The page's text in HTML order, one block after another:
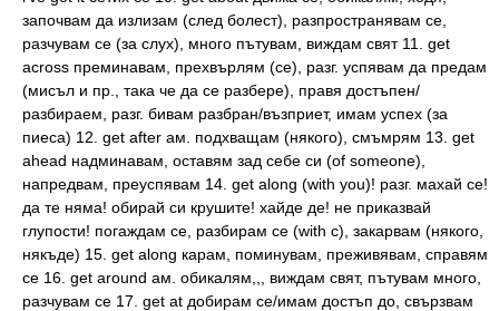
започвам да излизам (след болест), разпространявам се,
разчувам се (за слух), много пътувам, виждам свят 11. get
across преминавам, прехвърлям (се), разг. успявам да предам
(мисъл и пр., така че да се разбере), правя достъпен/
разбираем, разг. бивам разбран/възприет, имам успех (за
пиеса) 12. get after aм. подхващам (някого), смъмрям 13. get
ahead надминавам, оставям зад себе си (of someone),
напредвам, преуспявам 14. get along (with you)! разг. махай се!
да те няма! обирай си крушите! хайде де! не приказвай
глупости! погаждам се, разбирам се (with с), закарвам (някого,
някъде) 15. get along карам, поминувам, преживявам, справям
се 16. get around ам. обикалям,,, виждам свят, пътувам много,
разчувам се 17. get at добирам се/имам достъп до, свързвам